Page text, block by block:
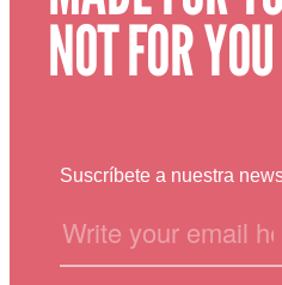
NOT FOR YOU
Suscríbete a nuestra